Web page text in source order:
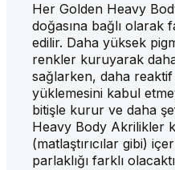
Her Golden Heavy
doğasına bağlı olarak
edilir. Daha yüksek
renkler kuruyarak
sağlarken, daha
yüklemesini kabul
bitişle kurur ve daha
Heavy Body Akrilikler
(matlaştırıcılar gibi)
parlaklığı farklı